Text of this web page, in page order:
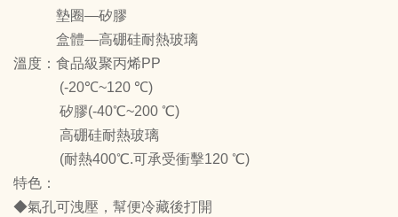
墊圈—矽膠
盒體—高硼硅耐熱玻璃
溫度：食品級聚丙烯PP
(-20℃~120 ℃)
矽膠(-40℃~200 ℃)
高硼硅耐熱玻璃
(耐熱400℃.可承受衝擊120 ℃)
特色：
◆氣孔可洩壓，幫便冷藏後打開